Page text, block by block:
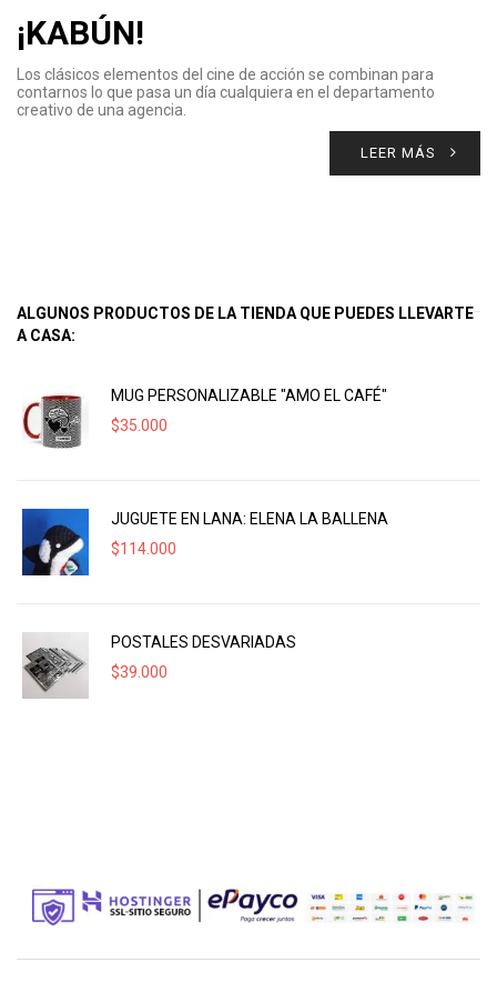
¡KABÚN!
Los clásicos elementos del cine de acción se combinan para
contarnos lo que pasa un día cualquiera en el departamento
creativo de una agencia.
LEER MÁS
ALGUNOS PRODUCTOS DE LA TIENDA QUE PUEDES LLEVARTE
A CASA:
MUG PERSONALIZABLE "AMO EL CAFÉ"
$35.000
JUGUETE EN LANA: ELENA LA BALLENA
$114.000
POSTALES DESVARIADAS
$39.000